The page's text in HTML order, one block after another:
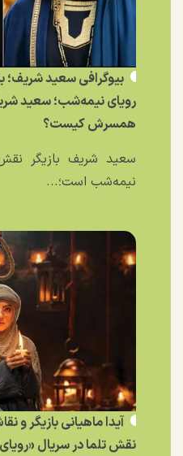
بیوگرافی سعید شریف؛
رویای نیمه‌شب؛ سعید
همسرش کیست؟
سعید شریف بازیگر
نیمه‌شب است؛...
آیدا ماهیانی بازیگر و
نقش تلما در سریال